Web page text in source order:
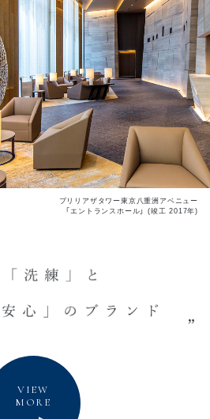
ブリリアザタワー東京八重洲アベニュー
「エントランスホール」 (竣工 2017年)
VIEW
MORE